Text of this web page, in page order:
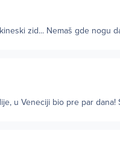
zid... Nemaš gde nogu
u Veneciji bio pre par dana!